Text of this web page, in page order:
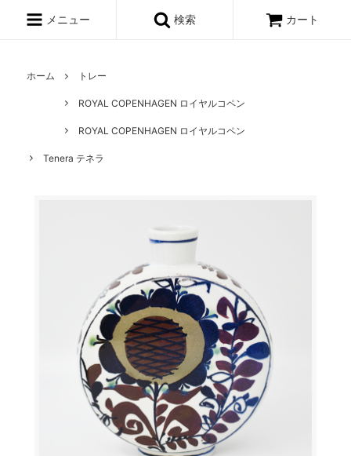
メニュー 検索 カート
ホーム トレー
ROYAL COPENHAGEN ロイヤルコペン
ROYAL COPENHAGEN ロイヤルコペン
Tenera テネラ